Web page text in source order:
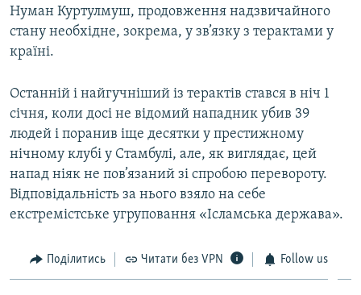
ІНФОГРАФІКА
ДОЛУЧАЙСЯ!
Усі сайти RFE/RL
Нуман Куртулмуш, продовження надзвичайного
стану необхідне, зокрема, у зв’язку з терактами у
країні.
Останній і найгучніший із терактів стався в ніч 1
січня, коли досі не відомий нападник убив 39
людей і поранив іще десятки у престижному
нічному клубі у Стамбулі, але, як виглядає, цей
напад ніяк не пов’язаний зі спробою перевороту.
Відповідальність за нього взяло на себе
екстремістське угруповання «Ісламська держава».
Поділитись Читати без VPN Follow us